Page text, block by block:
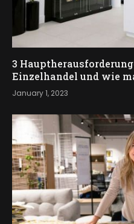
3
Einzelhandel und wie
January 1, 2023